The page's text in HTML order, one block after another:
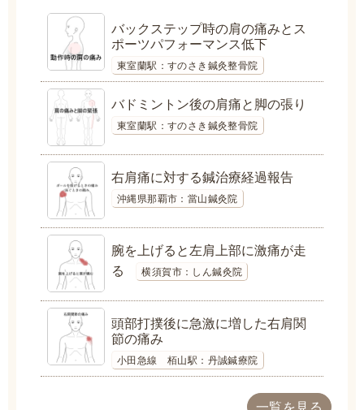
バックステップ時の肩の痛みとス
ポーツパフォーマンス低下
東室蘭駅：すのさき鍼灸整骨院
バドミントン後の肩痛と脚の張り
東室蘭駅：すのさき鍼灸整骨院
右肩痛に対する鍼治療経過報告
沖縄県那覇市：當山鍼灸院
腕を上げると左肩上部に激痛が走
る
横須賀市：しん鍼灸院
頭部打撲後に急激に増した右肩関
節の痛み
小田急線 栢山駅：丹誠鍼療院